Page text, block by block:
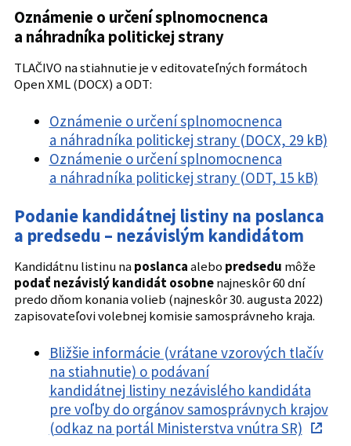
Oznámenie o určení splnomocnenca
a náhradníka politickej strany
TLAČIVO na stiahnutie je v editovateľných formátoch
Open XML (DOCX) a ODT:
Oznámenie o určení splnomocnenca
a náhradníka politickej strany (DOCX, 29 kB)
Oznámenie o určení splnomocnenca
a náhradníka politickej strany (ODT, 15 kB)
Podanie kandidátnej listiny na poslanca
a predsedu – nezávislým kandidátom
Kandidátnu listinu naposlancaalebo predsedu môže
podať nezávislý kandidát osobnenajneskôr 60 dní
predo dňom konania volieb (najneskôr 30. augusta 2022)
zapisovateľovi volebnej komisie samosprávneho kraja.
Bližšie informácie (vrátane vzorových tlačív
na stiahnutie) o podávaní
kandidátnej listiny nezávislého kandidáta
pre voľby do orgánov samosprávnych krajov
(odkaz na portál Ministerstva vnútra SR)